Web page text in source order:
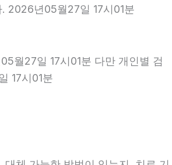
2026년05월27일 17시01분
월27일 17시01분 다만 개인별 검
17시01분